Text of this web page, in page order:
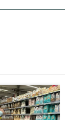
sigue en
de tendencia con